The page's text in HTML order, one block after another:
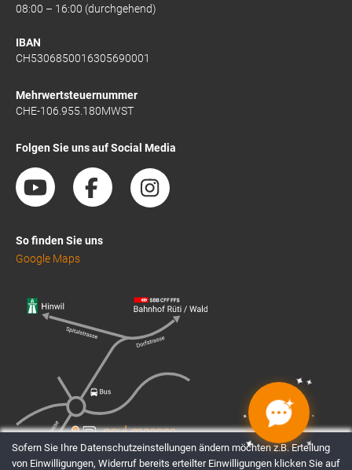
08:00 – 16:00 (durchgehend)
IBAN
CH5306850016305690001
Mehrwertsteuernummer
CHE-106.955.180MWST
Folgen Sie uns auf Social Media
So finden Sie uns
Google Maps
✦
✦ ✦
✦
✦
Sofern Sie Ihre Datenschutzeinstellungen ändern möchten z.B. Erteilung
von Einwilligungen, Widerruf bereits erteilter Einwilligungen klicken Sie auf